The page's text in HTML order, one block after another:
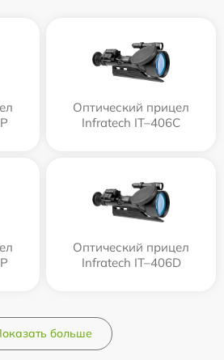
Оптический прицел
Infratech IT–406С
Оптический прицел
Infratech IT–406D
больше